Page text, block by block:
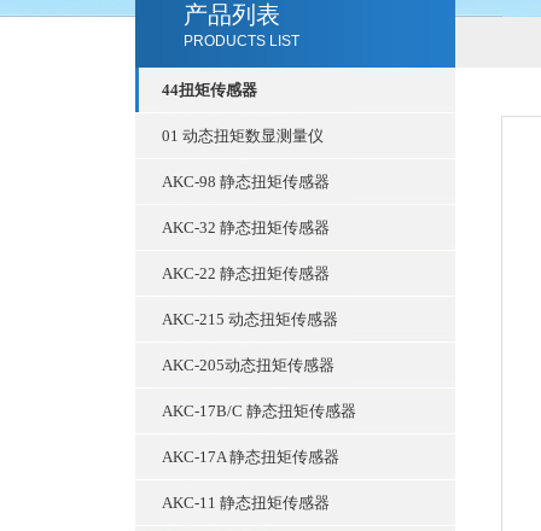
产品列表
PRODUCTS LIST
44扭矩传感器
01 动态扭矩数显测量仪
AKC-98 静态扭矩传感器
AKC-32 静态扭矩传感器
AKC-22 静态扭矩传感器
AKC-215 动态扭矩传感器
AKC-205动态扭矩传感器
AKC-17B/C 静态扭矩传感器
AKC-17A 静态扭矩传感器
AKC-11 静态扭矩传感器